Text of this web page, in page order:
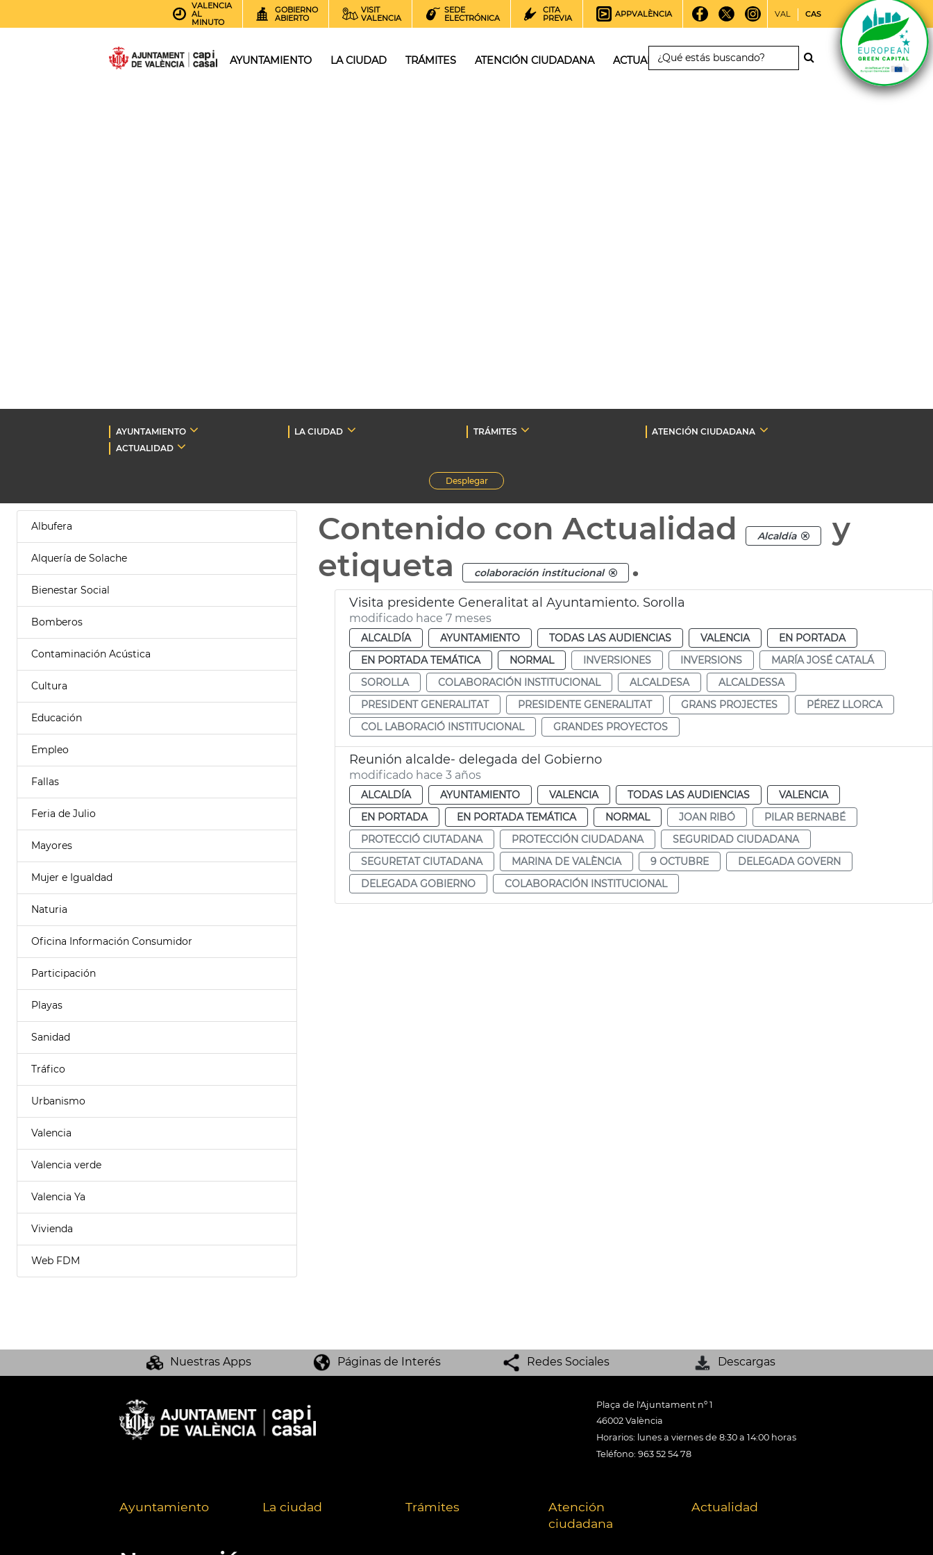
VALENCIA
AL
MINUTO
GOBIERNO
ABIERTO
VISIT
VALENCIA
SEDE
ELECTRÓNICA
CITA
PREVIA
APPVALÈNCIA VAL CAS
AYUNTAMIENTO LA CIUDAD TRÁMITES ATENCIÓN CIUDADANA ACTUALIDAD
AYUNTAMIENTO LA CIUDAD TRÁMITES
ATENCIÓN CIUDADANA
ACTUALIDAD
Desplegar
Albufera
Alquería de Solache
Bienestar Social
Bomberos
Contaminación Acústica
Cultura
Educación
Empleo
Fallas
Feria de Julio
Mayores
Mujer e Igualdad
Naturia
Oficina Información Consumidor
Participación
Playas
Sanidad
Tráfico
Urbanismo
Valencia
Valencia verde
Valencia Ya
Vivienda
Web FDM
Contenido con Actualidad Alcaldía
y
etiqueta
colaboración institucional .
Visita presidente Generalitat al Ayuntamiento. Sorolla
modificado hace 7 meses
ALCALDÍA AYUNTAMIENTO TODAS LAS AUDIENCIAS VALENCIA
EN PORTADA
EN PORTADA TEMÁTICA
NORMAL INVERSIONES INVERSIONS
MARÍA JOSÉ CATALÁ
SOROLLA
COLABORACIÓN INSTITUCIONAL ALCALDESA
ALCALDESSA
PRESIDENT GENERALITAT
PRESIDENTE GENERALITAT GRANS PROJECTES
PÉREZ LLORCA
COL LABORACIÓ INSTITUCIONAL
GRANDES PROYECTOS
Reunión alcalde- delegada del Gobierno
modificado hace 3 años
ALCALDÍA AYUNTAMIENTO VALENCIA TODAS LAS AUDIENCIAS
VALENCIA
EN PORTADA
EN PORTADA TEMÁTICA NORMAL JOAN RIBÓ
PILAR BERNABÉ
PROTECCIÓ CIUTADANA
PROTECCIÓN CIUDADANA
SEGURIDAD CIUDADANA
SEGURETAT CIUTADANA
MARINA DE VALÈNCIA 9 OCTUBRE
DELEGADA GOVERN
DELEGADA GOBIERNO
COLABORACIÓN INSTITUCIONAL
Nuestras Apps Páginas de Interés Redes Sociales Descargas
Plaça de l'Ajuntament nº 1
46002 València
Horarios: lunes a viernes de 8:30 a 14:00 horas
Teléfono: 963 52 54 78
Ayuntamiento La ciudad Trámites
Atención
ciudadana
Actualidad